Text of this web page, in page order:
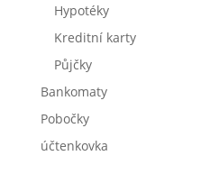
Hypotéky
Kreditní karty
Půjčky
Bankomaty
Pobočky
účtenkovka